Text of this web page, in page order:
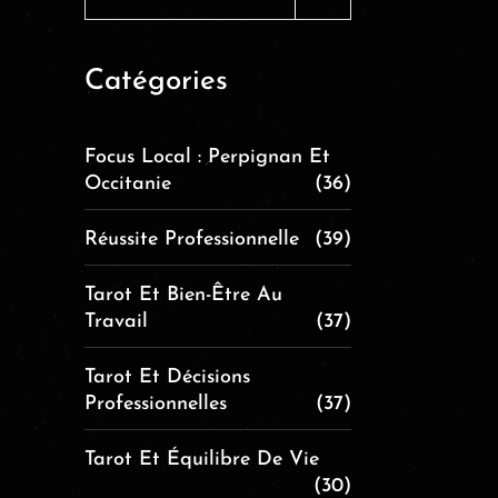
Catégories
Focus Local : Perpignan Et
Occitanie
(36)
Réussite Professionnelle (39)
Tarot Et Bien-Être Au
Travail
(37)
Tarot Et Décisions
Professionnelles
(37)
Tarot Et Équilibre De Vie
(30)